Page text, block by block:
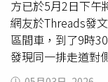
東、西線主力列車
度，也強化資訊顯
質。台鐵提醒，由
眾出發前務必重新
起公布在官網、「
方已於5月2日下午
網友於Threads發
區間車，到了9時
發現同一排走道對
嚇得拿起手機錄影